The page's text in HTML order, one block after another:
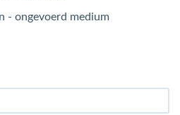
- ongevoerd medium